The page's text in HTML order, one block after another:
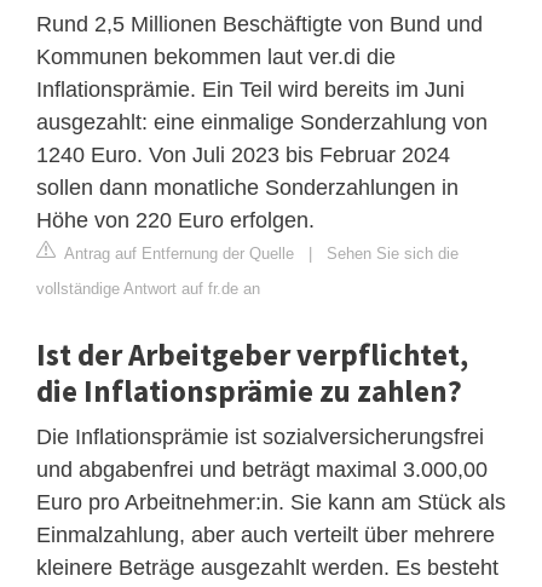
Rund 2,5 Millionen Beschäftigte von Bund und
Kommunen bekommen laut ver.di die
Inflationsprämie. Ein Teil wird bereits im Juni
ausgezahlt: eine einmalige Sonderzahlung von
1240 Euro. Von Juli 2023 bis Februar 2024
sollen dann monatliche Sonderzahlungen in
Höhe von 220 Euro erfolgen.
Antrag auf Entfernung der Quelle
Sehen Sie sich die
vollständige Antwort auf fr.de an
Ist der Arbeitgeber verpflichtet,
die Inflationsprämie zu zahlen?
Die Inflationsprämie ist sozialversicherungsfrei
und abgabenfrei und beträgt maximal 3.000,00
Euro pro Arbeitnehmer:in. Sie kann am Stück als
Einmalzahlung, aber auch verteilt über mehrere
kleinere Beträge ausgezahlt werden. Es besteht